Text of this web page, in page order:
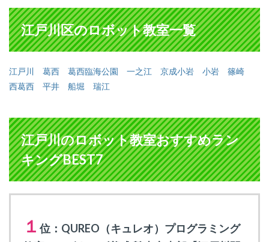
江戸川区のロボット教室一覧
江戸川 葛西 葛西臨海公園 一之江 京成小岩 小岩
篠崎
西葛西
平井 船堀 瑞江
江戸川のロボット教室おすすめラン
キングBEST7
１ 位：QUREO（キュレオ）プログラミング